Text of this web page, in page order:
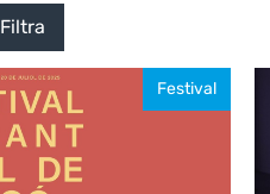
Filtra
Festival